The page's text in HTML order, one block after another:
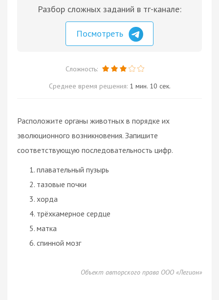
Разбор сложных заданий в тг-канале:
Посмотреть
Сложность:
Среднее время решения: 1 мин. 10 сек.
Расположите органы животных в порядке их
эволюционного возникновения. Запишите
соответствующую последовательность цифр.
плавательный пузырь
тазовые почки
хорда
трёхкамерное сердце
матка
спинной мозг
Объект авторского права ООО «Легион»